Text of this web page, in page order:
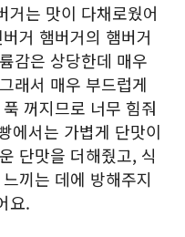
거는 맛이 다채로웠어
거 햄버거의 햄버거
감은 상당한데 매우
래서 매우 부드럽게
꺼지므로 너무 힘줘
에서는 가볍게 단맛이
단맛을 더해줬고, 식
끼는 데에 방해주지
요.